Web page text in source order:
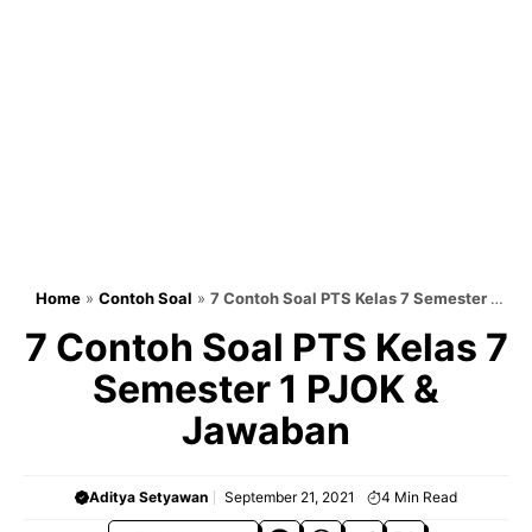
Home» Contoh Soal » 7 Contoh Soal PTS Kelas 7 Semester 1
7 Contoh Soal PTS Kelas 7
Semester 1 PJOK &
Jawaban
Aditya Setyawan September 21, 2021 4 Min Read